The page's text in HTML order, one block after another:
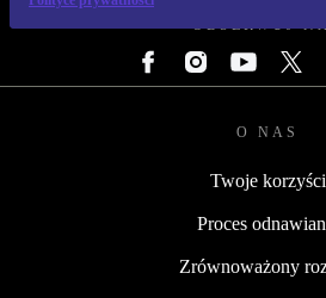
OBSERWUJ
O NAS
Twoje korzyści
Proces
Zrównoważony